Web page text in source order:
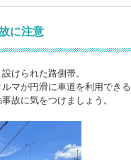
に注意
けられた路側帯。
マが円滑に車道を利用でき
故に気をつけましょう。